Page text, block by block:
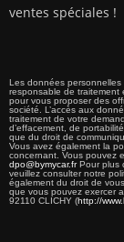
ventes spéciales !
Les données personnelles
responsable de traitement
pour vous proposer des
société. L’accès aux
traitement de votre
d’effacement, de
que du droit de
Vous avez également la
concernant. Vous pouvez
dpo@bymycar.frPour plus
veuillez consulter notre
également du droit de
que vous pouvez exercer
92110 CLICHY (http://